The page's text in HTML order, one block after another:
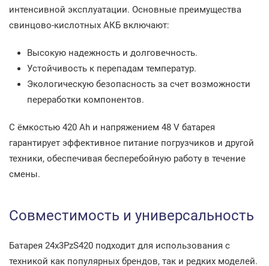
интенсивной эксплуатации. Основные преимущества
свинцово-кислотных АКБ включают:
Высокую надежность и долговечность.
Устойчивость к перепадам температур.
Экологическую безопасность за счет возможности
переработки компонентов.
С ёмкостью 420 Ah и напряжением 48 V батарея
гарантирует эффективное питание погрузчиков и другой
техники, обеспечивая бесперебойную работу в течение
смены.
Совместимость и универсальность
Батарея 24x3PzS420 подходит для использования с
техникой как популярных брендов, так и редких моделей.